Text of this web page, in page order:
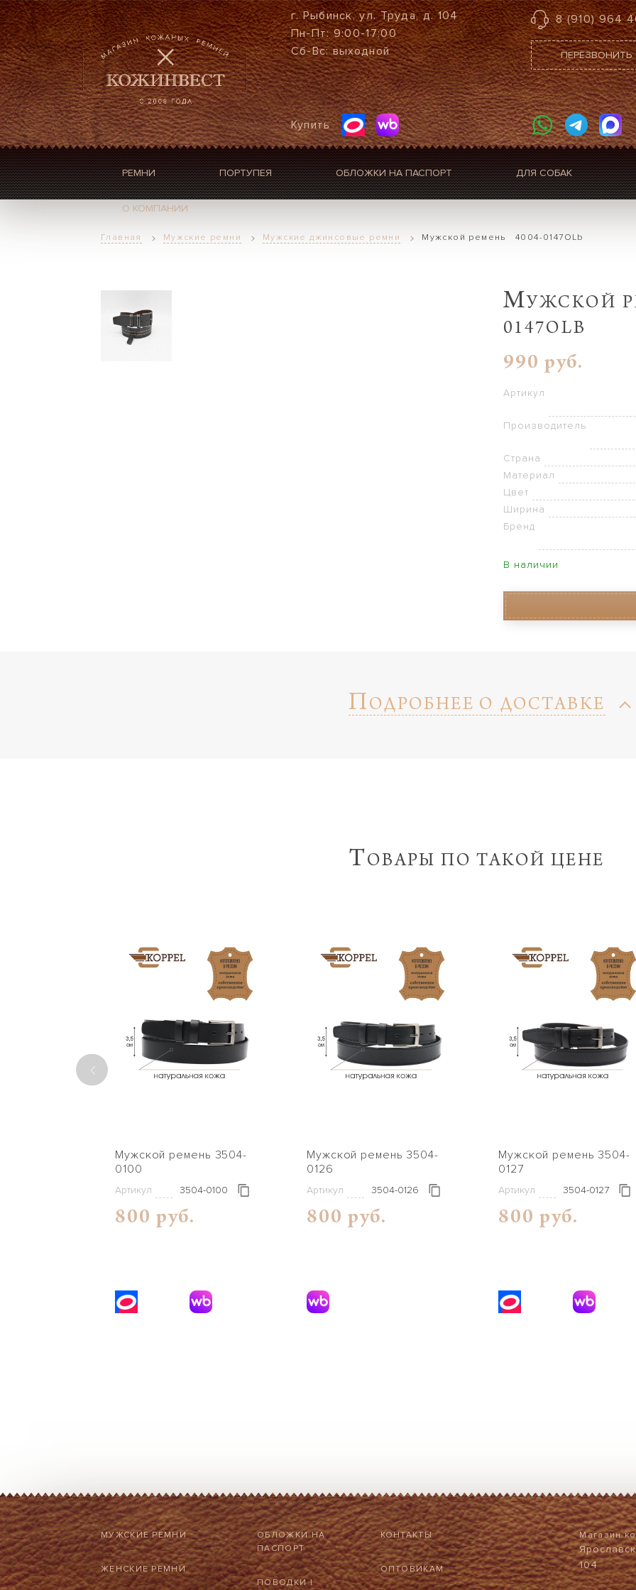
г. Рыбинск, ул. Труда, д. 104
Пн-Пт: 9:00-17:00
Сб-Вс: выходной
Купить
8 (910) 964
ПЕРЕЗВОНИТЬ
РЕМНИ ПОРТУПЕЯ ОБЛОЖКИ НА ПАСПОРТ ДЛЯ СОБАК
О КОМПАНИИ
Главная Мужские ремни Мужские джинсовые ремни Mужской ремень 4004-0147OLb
MУЖСКОЙ
0147OLB
990 руб.
Артикул
Производитель
Страна
Материал
Цвет
Ширина
Бренд
В наличии
ПОДРОБНЕЕ О ДОСТАВКЕ
ТОВАРЫ ПО ТАКОЙ ЦЕНЕ
Мужской ремень 3504-
0100
Артикул 3504-0100
800 руб.
Mужской ремень 3504-
0126
Артикул 3504-0126
800 руб.
Mужской ремень 3504-
0127
Артикул 3504-0127
800 руб.
МУЖСКИЕ РЕМНИ
ЖЕНСКИЕ РЕМНИ
ОБЛОЖКИ НА
ПАСПОРТ
ПОВОДКИ|
КОНТАКТЫ
ОПТОВИКАМ
Магазин
104